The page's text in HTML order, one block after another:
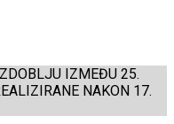
IZMEĐU 25.
NAKON 17.